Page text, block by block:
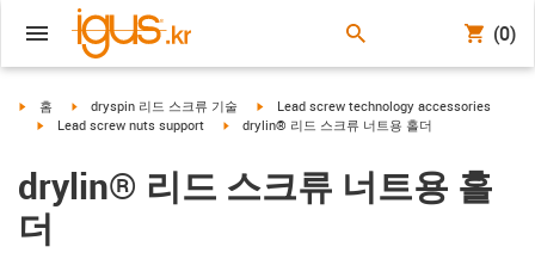
(0)
igus-icon-arrow-right
홈 igus-icon-arrow-right
dryspin 리드 스크류 기술 igus-icon-arrow-right
Lead screw technology accessories
igus-icon-arrow-right
Lead screw nuts support igus-icon-arrow-right
drylin® 리드 스크류 너트용 홀더
drylin® 리드 스크류 너트용 홀
더